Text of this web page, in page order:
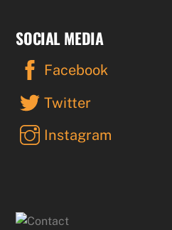
SOCIAL MEDIA
Facebook
Twitter
Instagram